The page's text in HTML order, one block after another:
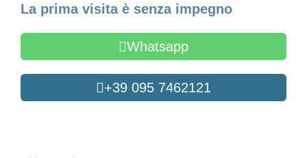
La prima visita è senza impegno
Whatsapp
+39 095 7462121